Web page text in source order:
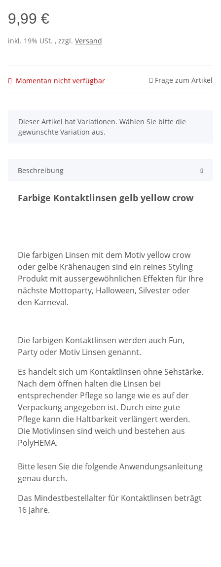
9,99 €
inkl. 19% USt. , zzgl. Versand
Momentan nicht verfügbar Frage zum Artikel
x
Dieser Artikel hat Variationen. Wählen Sie bitte die
gewünschte Variation aus.
Beschreibung
Farbige Kontaktlinsen gelb yellow crow
Die farbigen Linsen mit dem Motiv yellow crow
oder gelbe Krähenaugen sind ein reines Styling
Produkt mit aussergewöhnlichen Effekten für Ihre
nächste Mottoparty, Halloween, Silvester oder
den Karneval.
Die farbigen Kontaktlinsen werden auch Fun,
Party oder Motiv Linsen genannt.
Es handelt sich um Kontaktlinsen ohne Sehstärke.
Nach dem öffnen halten die Linsen bei
entsprechender Pflege so lange wie es auf der
Verpackung angegeben ist. Durch eine gute
Pflege kann die Haltbarkeit verlängert werden.
Die Motivlinsen sind weich und bestehen aus
PolyHEMA.
Bitte lesen Sie die folgende Anwendungsanleitung
genau durch.
Das Mindestbestellalter für Kontaktlinsen beträgt
16 Jahre.